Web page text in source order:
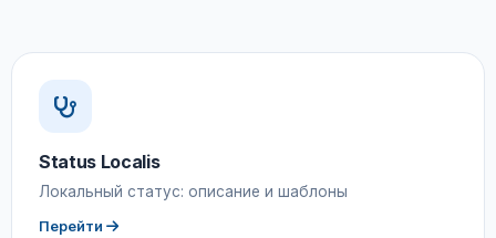
Status Localis
Локальный статус: описание и шаблоны
Перейти